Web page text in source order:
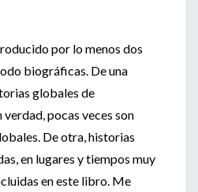
por lo menos dos
biográficas. De una
globales de
verdad, pocas veces son
De otra, historias
en lugares y tiempos muy
en este libro. Me